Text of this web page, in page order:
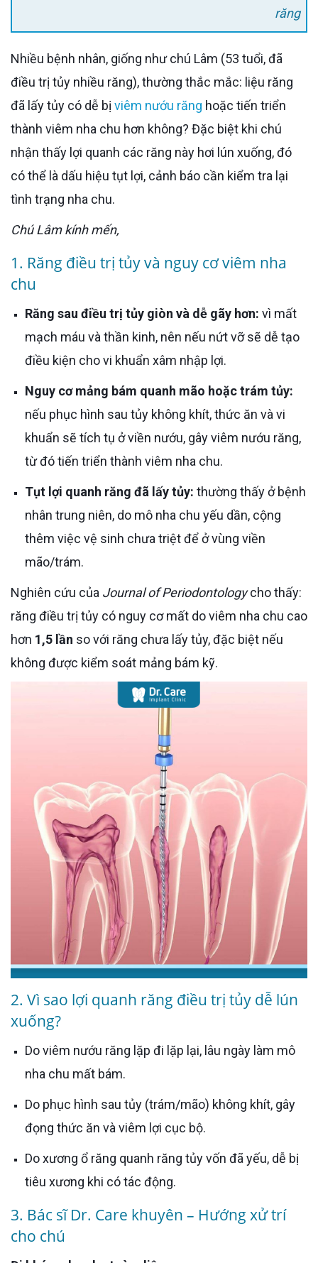
răng
Nhiều bệnh nhân, giống như chú Lâm (53 tuổi, đã
điều trị tủy nhiều răng), thường thắc mắc: liệu răng
đã lấy tủy có dễ bị viêm nướu răng hoặc tiến triển
thành viêm nha chu hơn không? Đặc biệt khi chú
nhận thấy lợi quanh các răng này hơi lún xuống, đó
có thể là dấu hiệu tụt lợi, cảnh báo cần kiểm tra lại
tình trạng nha chu.
Chú Lâm kính mến,
1. Răng điều trị tủy và nguy cơ viêm nha
chu
Răng sau điều trị tủy giòn và dễ gãy hơn: vì mất
mạch máu và thần kinh, nên nếu nứt vỡ sẽ dễ tạo
điều kiện cho vi khuẩn xâm nhập lợi.
Nguy cơ mảng bám quanh mão hoặc trám tủy:
nếu phục hình sau tủy không khít, thức ăn và vi
khuẩn sẽ tích tụ ở viền nướu, gây viêm nướu răng,
từ đó tiến triển thành viêm nha chu.
Tụt lợi quanh răng đã lấy tủy: thường thấy ở bệnh
nhân trung niên, do mô nha chu yếu dần, cộng
thêm việc vệ sinh chưa triệt để ở vùng viền
mão/trám.
Nghiên cứu của Journal of Periodontologycho thấy:
răng điều trị tủy có nguy cơ mất do viêm nha chu cao
hơn 1,5 lần so với răng chưa lấy tủy, đặc biệt nếu
không được kiểm soát mảng bám kỹ.
2. Vì sao lợi quanh răng điều trị tủy dễ lún
xuống?
Do viêm nướu răng lặp đi lặp lại, lâu ngày làm mô
nha chu mất bám.
Do phục hình sau tủy (trám/mão) không khít, gây
đọng thức ăn và viêm lợi cục bộ.
Do xương ổ răng quanh răng tủy vốn đã yếu, dễ bị
tiêu xương khi có tác động.
3. Bác sĩ Dr. Care khuyên – Hướng xử trí
cho chú